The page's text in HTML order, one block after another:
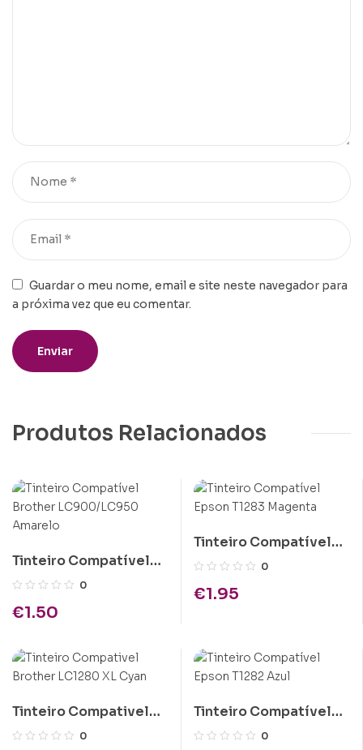
Guardar o meu nome, email e site neste navegador para
a próxima vez que eu comentar.
Produtos Relacionados
Tinteiro Compatível
Brother LC900/LC950
0
€1.50
Tinteiro Compatível
Epson T1283 Magenta
0
€1.95
Tinteiro Compativel
Brother LC1280 XL
0
Tinteiro Compatível
Epson T1282 Azul
0